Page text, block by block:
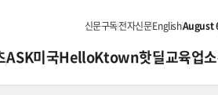
신문구독전자신문EnglishAugust
ASK미국HelloKtown핫딜교육업